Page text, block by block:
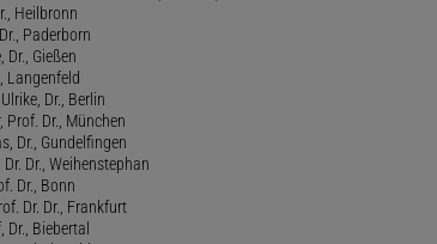
Heilbronn
Paderborn
Dr., Gießen
Langenfeld
Dr., Berlin
Prof. Dr., München
Dr., Gundelfingen
Dr., Weihenstephan
Dr., Bonn
Dr. Dr., Frankfurt
Biebertal